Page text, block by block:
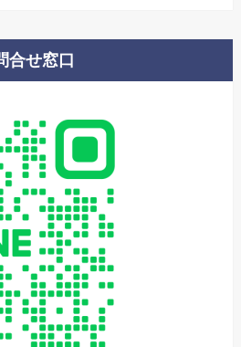
合せ窓口